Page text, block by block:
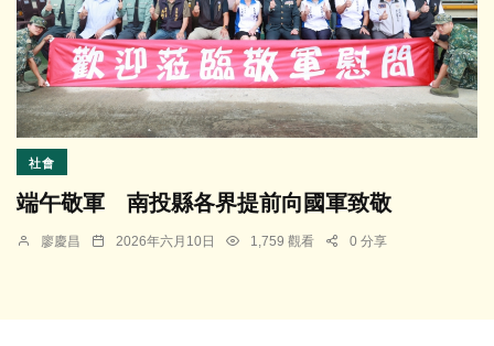
社會
端午敬軍 南投縣各界提前向國軍致敬
廖慶昌 2026年六月10日 1,759 觀看 0 分享